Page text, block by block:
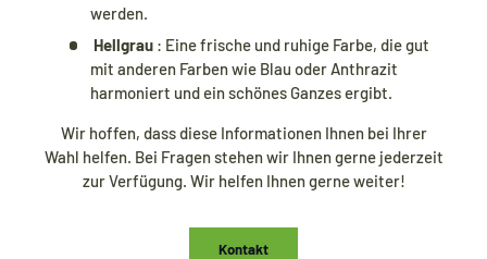
werden.
Hellgrau: Eine frische und ruhige Farbe, die gut
mit anderen Farben wie Blau oder Anthrazit
harmoniert und ein schönes Ganzes ergibt.
Wir hoffen, dass diese Informationen Ihnen bei Ihrer
Wahl helfen. Bei Fragen stehen wir Ihnen gerne jederzeit
zur Verfügung. Wir helfen Ihnen gerne weiter!
Kontakt